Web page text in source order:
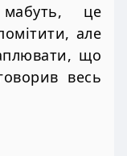
це
але
що
весь